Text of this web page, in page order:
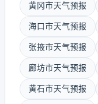
黄冈市天气预报
海口市天气预报
张掖市天气预报
廊坊市天气预报
黄石市天气预报